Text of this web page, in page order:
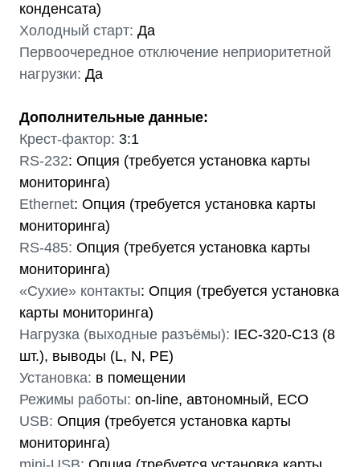
конденсата)
Холодный старт: Да
Первоочередное отключение неприоритетной
нагрузки: Да
Дополнительные данные:
Крест-фактор: 3:1
RS-232: Опция (требуется установка карты
мониторинга)
Ethernet: Опция (требуется установка карты
мониторинга)
RS-485: Опция (требуется установка карты
мониторинга)
«Сухие» контакты: Опция (требуется установка
карты мониторинга)
Нагрузка (выходные разъёмы): IEC-320-C13 (8
шт.), выводы (L, N, PE)
Установка: в помещении
Режимы работы: on-line, автономный, ECO
USB: Опция (требуется установка карты
мониторинга)